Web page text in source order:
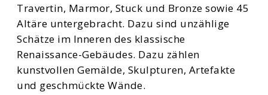
Travertin, Marmor, Stuck und Bronze sowie 45
Altäre untergebracht. Dazu sind unzählige
Schätze im Inneren des klassische
Renaissance-Gebäudes. Dazu zählen
kunstvollen Gemälde, Skulpturen, Artefakte
und geschmückte Wände.